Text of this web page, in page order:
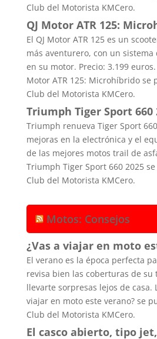
Club del Motorista KMCero.
QJ Motor ATR 125:
El QJ Motor ATR 125 es un
más aventurero, con un
en su motor. Precio: 3.199
Motor ATR 125: Microhíbrido se
Club del Motorista KMCero.
Triumph Tiger Sport 660
Triumph renueva Tiger Sport
mejoras en la electrónica y el
de las mejores motos trail de
Triumph Tiger Sport 660 2025
Club del Motorista KMCero.
Motos: Consejos
¿Vas a viajar en moto
El verano es la época perfecta
revisa bien las coberturas de su
llevarte sorpresas lejos de casa.
viajar en moto este verano? se
Club del Motorista KMCero.
El casco abierto, tipo